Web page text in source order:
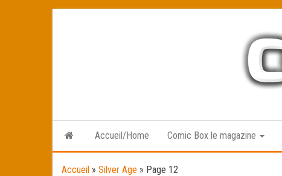
Accueil/Home Comic Box le magazine
Accueil » Silver Age » Page 12